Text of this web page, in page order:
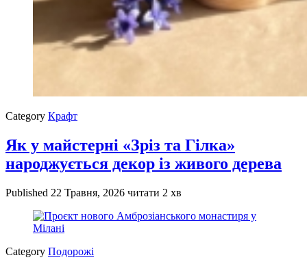
Category Крафт
Як у майстерні «Зріз та Гілка»
народжується декор із живого дерева
Published 22 Травня, 2026 читати 2 хв
Category Подорожі